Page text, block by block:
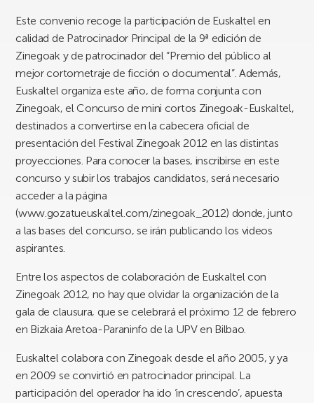
Este convenio recoge la participación de Euskaltel en
calidad de Patrocinador Principal de la 9ª edición de
Zinegoak y de patrocinador del “Premio del público al
mejor cortometraje de ficción o documental”. Además,
Euskaltel organiza este año, de forma conjunta con
Zinegoak, el Concurso de mini cortos Zinegoak-Euskaltel,
destinados a convertirse en la cabecera oficial de
presentación del Festival Zinegoak 2012 en las distintas
proyecciones. Para conocer la bases, inscribirse en este
concurso y subir los trabajos candidatos, será necesario
acceder a la página
(www.gozatueuskaltel.com/zinegoak_2012) donde, junto
a las bases del concurso, se irán publicando los videos
aspirantes.
Entre los aspectos de colaboración de Euskaltel con
Zinegoak 2012, no hay que olvidar la organización de la
gala de clausura, que se celebrará el próximo 12 de febrero
en Bizkaia Aretoa-Paraninfo de la UPV en Bilbao.
Euskaltel colabora con Zinegoak desde el año 2005, y ya
en 2009 se convirtió en patrocinador principal. La
participación del operador ha ido ‘in crescendo’, apuesta